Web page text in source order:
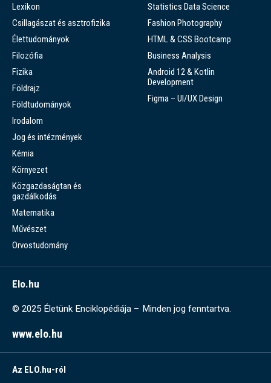
Lexikon
Csillagászat és asztrofizika
Élettudományok
Filozófia
Fizika
Földrajz
Földtudományok
Irodalom
Jog és intézmények
Kémia
Környezet
Közgazdaságtan és
gazdálkodás
Matematika
Művészet
Orvostudomány
Statistics Data Science
Fashion Photography
HTML & CSS Bootcamp
Business Analysis
Android 12 & Kotlin
Development
Figma – UI/UX Design
Elo.hu
© 2025 Életünk Enciklopédiája – Minden jog fenntartva.
www.elo.hu
Az ELO.hu-ról